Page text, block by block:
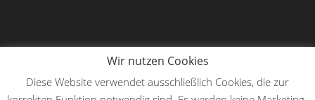
Wir nutzen Cookies
Diese Website verwendet ausschließlich Cookies, die zur